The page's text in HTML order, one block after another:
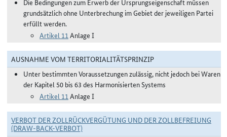
Die Bedingungen zum Erwerb der Ursprungseigenschaft müssen
grundsätzlich ohne Unterbrechung im Gebiet der jeweiligen Partei
erfüllt werden.
Artikel 11Anlage I
AUSNAHME VOM TERRITORIALITÄTSPRINZIP
Unter bestimmten Voraussetzungen zulässig, nicht jedoch bei Waren
der Kapitel 50 bis 63 des Harmonisierten Systems
Artikel 11Anlage I
VERBOT DER ZOLLRÜCKVERGÜTUNG UND DER ZOLLBEFREIUNG
(DRAW-BACK-VERBOT)